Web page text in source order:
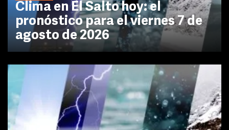
Clima en El Salto hoy: el
pronóstico para el viernes 7 de
agosto de 2026